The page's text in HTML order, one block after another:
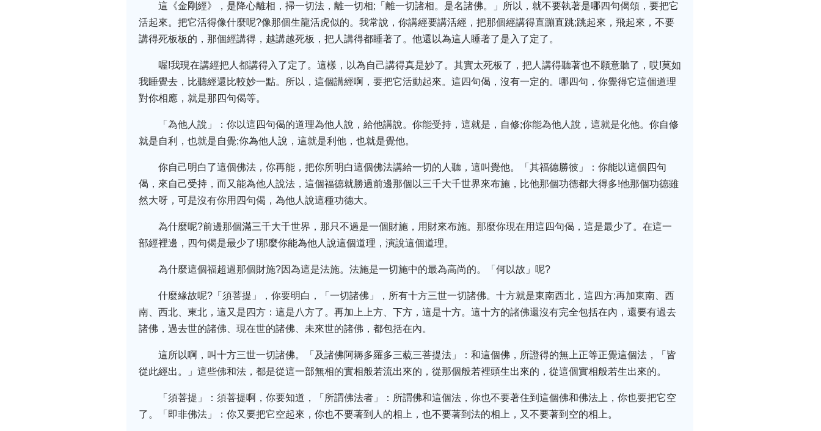
這《金剛經》，是降心離相，掃一切法，離一切相;「離一切諸相。是名諸佛。」所以，就不要執著是哪四句偈頌，要把它
活起來。把它活得像什麼呢?像那個生龍活虎似的。我常說，你講經要講活經，把那個經講得直蹦直跳;跳起來，飛起來，不要
講得死板板的，那個經講得，越講越死板，把人講得都睡著了。他還以為這人睡著了是入了定了。
喔!我現在講經把人都講得入了定了。這樣，以為自己講得真是妙了。其實太死板了，把人講得聽著也不願意聽了，哎!莫如
我睡覺去，比聽經還比較妙一點。所以，這個講經啊，要把它活動起來。這四句偈，沒有一定的。哪四句，你覺得它這個道理
對你相應，就是那四句偈等。
「為他人說」：你以這四句偈的道理為他人說，給他講說。你能受持，這就是，自修;你能為他人說，這就是化他。你自修
就是自利，也就是自覺;你為他人說，這就是利他，也就是覺他。
你自己明白了這個佛法，你再能，把你所明白這個佛法講給一切的人聽，這叫覺他。「其福德勝彼」：你能以這個四句
偈，來自己受持，而又能為他人說法，這個福德就勝過前邊那個以三千大千世界來布施，比他那個功德都大得多!他那個功德雖
然大呀，可是沒有你用四句偈，為他人說這種功德大。
為什麼呢?前邊那個滿三千大千世界，那只不過是一個財施，用財來布施。那麼你現在用這四句偈，這是最少了。在這一
部經裡邊，四句偈是最少了!那麼你能為他人說這個道理，演說這個道理。
為什麼這個福超過那個財施?因為這是法施。法施是一切施中的最為高尚的。「何以故」呢?
什麼緣故呢?「須菩提」，你要明白，「一切諸佛」，所有十方三世一切諸佛。十方就是東南西北，這四方;再加東南、西
南、西北、東北，這又是四方：這是八方了。再加上上方、下方，這是十方。這十方的諸佛還沒有完全包括在內，還要有過去
諸佛，過去世的諸佛、現在世的諸佛、未來世的諸佛，都包括在內。
這所以啊，叫十方三世一切諸佛。「及諸佛阿耨多羅多三藐三菩提法」：和這個佛，所證得的無上正等正覺這個法，「皆
從此經出。」這些佛和法，都是從這一部無相的實相般若流出來的，從那個般若裡頭生出來的，從這個實相般若生出來的。
「須菩提」：須菩提啊，你要知道，「所謂佛法者」：所謂佛和這個法，你也不要著住到這個佛和佛法上，你也要把它空
了。「即非佛法」：你又要把它空起來，你也不要著到人的相上，也不要著到法的相上，又不要著到空的相上。